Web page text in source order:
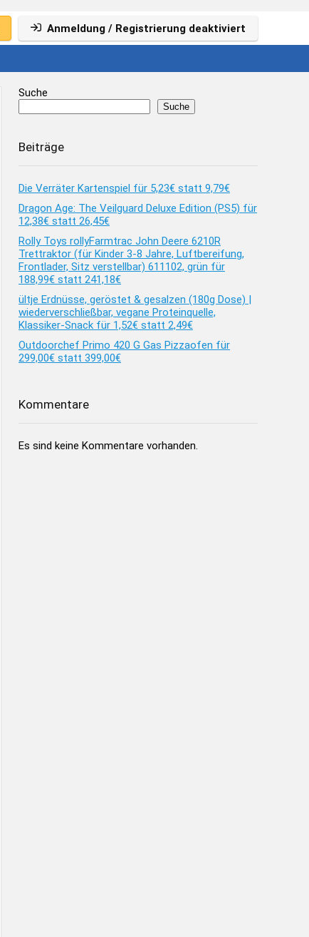
Anmeldung / Registrierung deaktiviert
Suche
Suche
Beiträge
Die Verräter Kartenspiel für 5,23€ statt 9,79€
Dragon Age: The Veilguard Deluxe Edition (PS5) für
12,38€ statt 26,45€
Rolly Toys rollyFarmtrac John Deere 6210R
Trettraktor (für Kinder 3-8 Jahre, Luftbereifung,
Frontlader, Sitz verstellbar) 611102, grün für
188,99€ statt 241,18€
ültje Erdnüsse, geröstet & gesalzen (180g Dose) |
wiederverschließbar, vegane Proteinquelle,
Klassiker-Snack für 1,52€ statt 2,49€
Outdoorchef Primo 420 G Gas Pizzaofen für
299,00€ statt 399,00€
Kommentare
Es sind keine Kommentare vorhanden.